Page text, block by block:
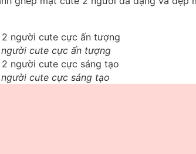
cute cực ấn tượng
cute cực sáng tạo